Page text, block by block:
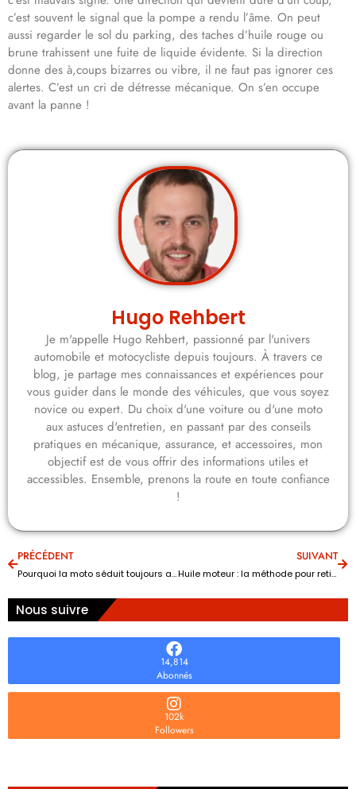
c’est souvent le signal que la pompe a rendu l’âme. On peut
aussi regarder le sol du parking, des taches d’huile rouge ou
brune trahissent une fuite de liquide évidente. Si la direction
donne des à,coups bizarres ou vibre, il ne faut pas ignorer ces
alertes. C’est un cri de détresse mécanique. On s’en occupe
avant la panne !
Hugo Rehbert
Je m'appelle Hugo Rehbert, passionné par l'univers
automobile et motocycliste depuis toujours. À travers ce
blog, je partage mes connaissances et expériences pour
vous guider dans le monde des véhicules, que vous soyez
novice ou expert. Du choix d'une voiture ou d'une moto
aux astuces d'entretien, en passant par des conseils
pratiques en mécanique, assurance, et accessoires, mon
objectif est de vous offrir des informations utiles et
accessibles. Ensemble, prenons la route en toute confiance
!
PRÉCÉDENT
Pourquoi la moto séduit toujours autant les passionnés de liberté
SUIVANT
Huile moteur : la méthode pour retirer le surplus sans aucune vidange ?
Nous suivre
14,814
Abonnés
102k
Followers